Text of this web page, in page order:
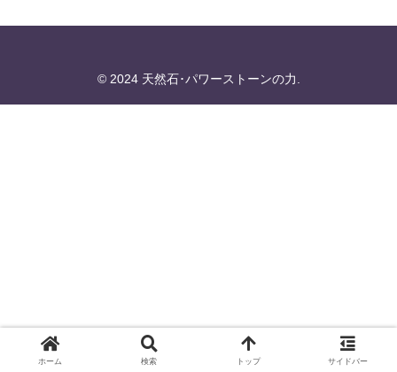
© 2024 天然石･パワーストーンの力.
ホーム 検索 トップ サイドバー